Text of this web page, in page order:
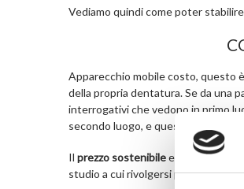
Vediamo quindi come poter
Apparecchio mobile costo, questo
della propria dentatura. Se da una
interrogativi che vedono in primo
secondo luogo, e questo in quasi
Il prezzo sostenibilee la
studio a cui rivolgersi per ottenere